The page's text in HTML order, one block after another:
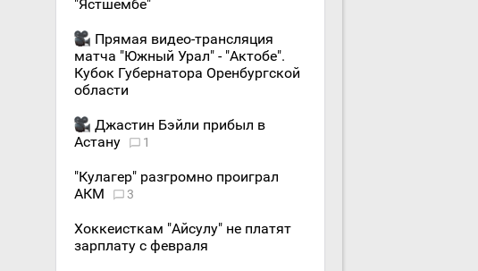
"Ястшембе"
Прямая видео-трансляция
матча "Южный Урал" - "Актобе".
Кубок Губернатора Оренбургской
области
Джастин Бэйли прибыл в
Астану
1
"Кулагер" разгромно проиграл
АКМ
3
Хоккеисткам "Айсулу" не платят
зарплату с февраля